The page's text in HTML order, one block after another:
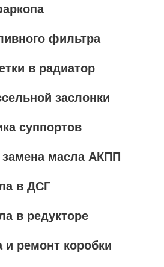
фильтра
в радиатор
заслонки
суппортов
замена масла АКПП
в ДСГ
в редукторе
и ремонт коробки